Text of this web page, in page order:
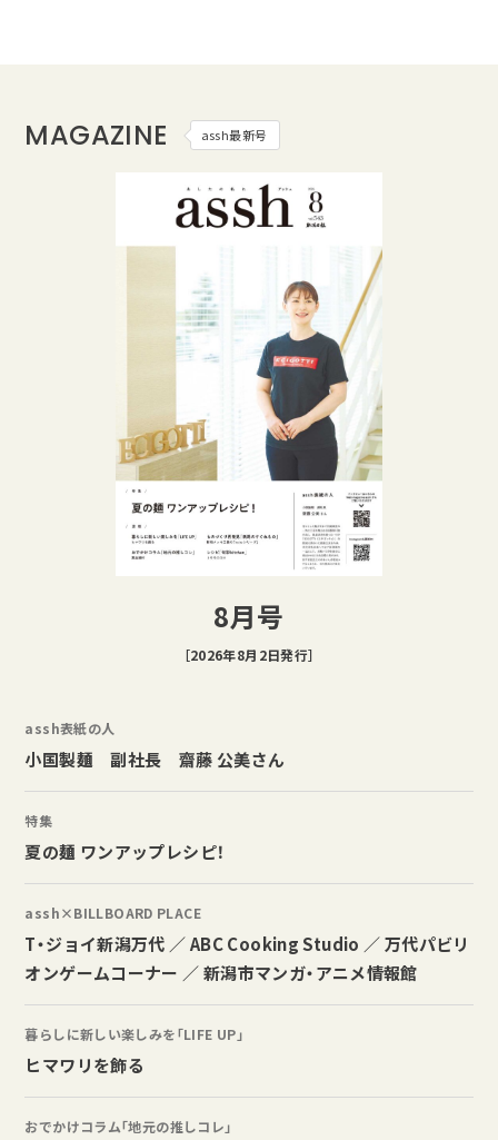
MAGAZINE assh最新号
8月号
［2026年8月2日発行］
assh表紙の人
小国製麺 副社長 齋藤 公美さん
特集
夏の麺 ワンアップレシピ！
assh×BILLBOARD PLACE
T・ジョイ新潟万代 ／ ABC Cooking Studio ／ 万代パビリ
オンゲームコーナー ／ 新潟市マンガ・アニメ情報館
暮らしに新しい楽しみを「LIFE UP」
ヒマワリを飾る
おでかけコラム「地元の推しコレ」